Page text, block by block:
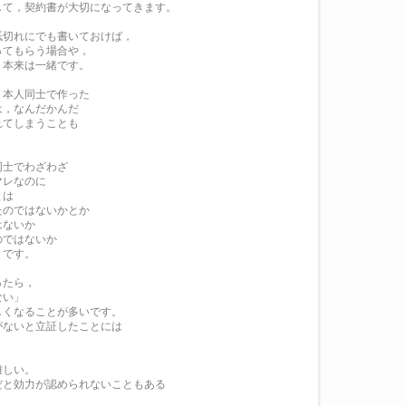
，契約書が大切になってきます。
れにでも書いておけば，
もらう場合や，
来は一緒です。
人同士で作った
なんだかんだ
しまうことも
でわざわざ
なのに
ではないかとか
ないか
はないか
す。
ら，
」
なることが多いです。
いと立証したことには
い。
効力が認められないこともある